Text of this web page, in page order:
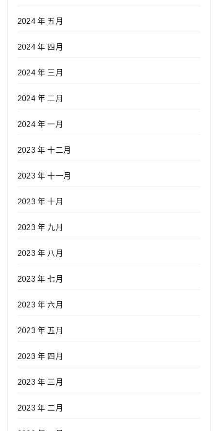
2024 年 五月
2024 年 四月
2024 年 三月
2024 年 二月
2024 年 一月
2023 年 十二月
2023 年 十一月
2023 年 十月
2023 年 九月
2023 年 八月
2023 年 七月
2023 年 六月
2023 年 五月
2023 年 四月
2023 年 三月
2023 年 二月